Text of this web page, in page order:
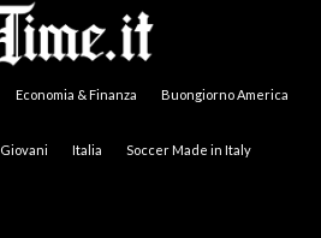
Economia & Finanza Buongiorno America
Giovani Italia Soccer Made in Italy